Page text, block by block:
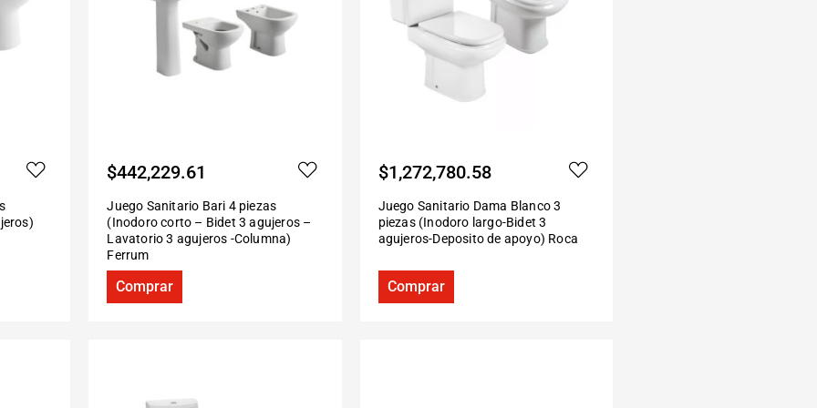
$442,229.61
Juego Sanitario Bari 4 piezas
(Inodoro corto – Bidet 3 agujeros –
Lavatorio 3 agujeros -Columna)
Ferrum
Comprar
$1,272,780.58
Juego Sanitario Dama Blanco 3
piezas (Inodoro largo-Bidet 3
agujeros-Deposito de apoyo) Roca
Comprar